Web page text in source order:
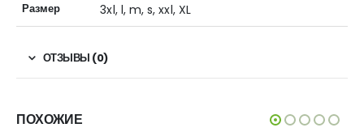
Размер 3xl, l, m, s, xxl, XL
ОТЗЫВЫ (0)
ПОХОЖИЕ